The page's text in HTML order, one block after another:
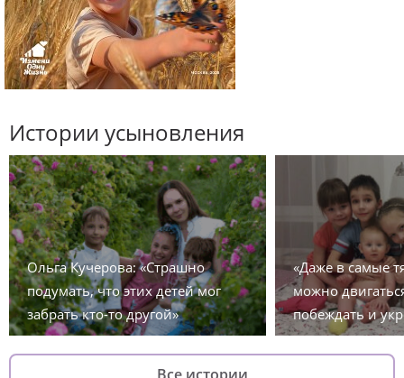
Истории усыновления
Ольга Кучерова: «Страшно
подумать, что этих детей мог
забрать кто-то другой»
«Даже в самые
можно
побеждать и